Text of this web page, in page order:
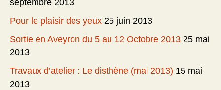
septembre 2013
Pour le plaisir des yeux 25 juin 2013
Sortie en Aveyron du 5 au 12 Octobre 2013 25 mai
2013
Travaux d’atelier : Le disthène (mai 2013) 15 mai
2013